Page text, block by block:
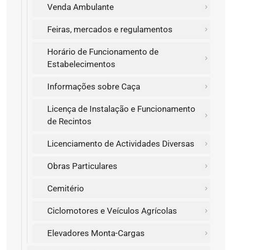
Venda Ambulante
Feiras, mercados e regulamentos
Horário de Funcionamento de
Estabelecimentos
Informações sobre Caça
Licença de Instalação e Funcionamento
de Recintos
Licenciamento de Actividades Diversas
Obras Particulares
Cemitério
Ciclomotores e Veículos Agrícolas
Elevadores Monta-Cargas